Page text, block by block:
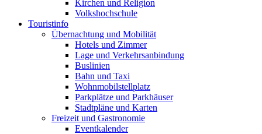
Kirchen und Religion
Volkshochschule
Touristinfo
Übernachtung und Mobilität
Hotels und Zimmer
Lage und Verkehrsanbindung
Buslinien
Bahn und Taxi
Wohnmobilstellplatz
Parkplätze und Parkhäuser
Stadtpläne und Karten
Freizeit und Gastronomie
Eventkalender